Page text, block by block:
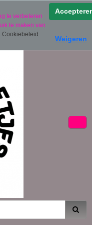
te verbeteren
te maken van
Cookiebeleid
Weigeren